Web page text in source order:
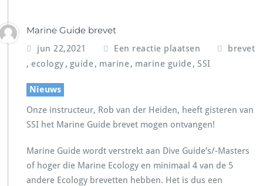
Marine Guide brevet
jun 22,2021 Een reactie plaatsen brevet
, ecology , guide, marine, marine guide, SSI
Nieuws
Onze instructeur, Rob van der Heiden, heeft gisteren van
SSI het Marine Guide brevet mogen ontvangen!
Marine Guide wordt verstrekt aan Dive Guide’s/-Masters
of hoger die Marine Ecology en minimaal 4 van de 5
andere Ecology brevetten hebben. Het is dus een